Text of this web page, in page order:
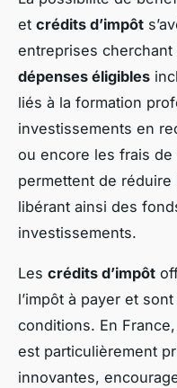
et crédits d’impôt
entreprises
dépenses éligibles
liés à la formation
investissements en
ou encore les frais
permettent de réduire
libérant ainsi des
investissements.
Les crédits d’impôt
l’impôt à payer et
conditions. En
est particulièrement
innovantes,